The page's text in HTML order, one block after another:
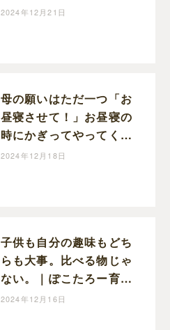
2024年12月21日
母の願いはただ一つ「お
昼寝させて！」お昼寝の
時にかぎってやってくる
宣伝車｜ぽこたろー育児
2024年12月18日
子供も自分の趣味もどち
らも大事。比べる物じゃ
ない。｜ぽこたろー育児
漫画
2024年12月16日